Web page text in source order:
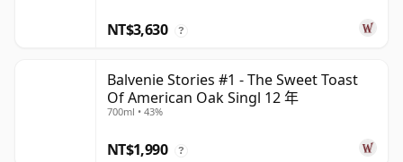
NT$3,630 ?
Balvenie Stories #1 - The Sweet Toast
Of American Oak Singl 12 年
700ml • 43%
NT$1,990 ?